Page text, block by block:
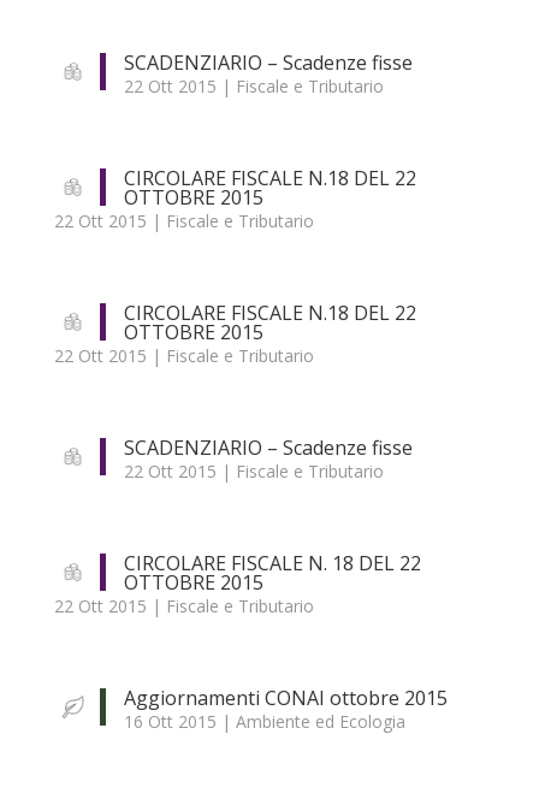
SCADENZIARIO – Scadenze fisse
22 Ott 2015 | Fiscale e Tributario
CIRCOLARE FISCALE N.18 DEL 22
OTTOBRE 2015
22 Ott 2015 | Fiscale e Tributario
CIRCOLARE FISCALE N.18 DEL 22
OTTOBRE 2015
22 Ott 2015 | Fiscale e Tributario
SCADENZIARIO – Scadenze fisse
22 Ott 2015 | Fiscale e Tributario
CIRCOLARE FISCALE N. 18 DEL 22
OTTOBRE 2015
22 Ott 2015 | Fiscale e Tributario
Aggiornamenti CONAI ottobre 2015
16 Ott 2015 | Ambiente ed Ecologia